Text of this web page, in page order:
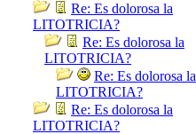
Re: Es dolorosa la
LITOTRICIA?
Re: Es dolorosa la
LITOTRICIA?
Re: Es dolorosa la
LITOTRICIA?
Re: Es dolorosa la
LITOTRICIA?